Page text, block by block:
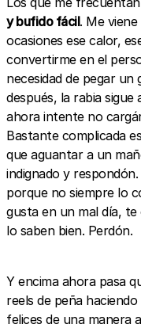
y bufido fácil. Me
ocasiones ese calor,
convertirme en el
necesidad de pegar
después, la rabia
ahora intente no
Bastante complicada
que aguantar a un
indignado y respondón.
porque no siempre lo
gusta en un mal día, te
lo saben bien. Perdón.
Y encima ahora pasa
reels de peña
felices de una manera